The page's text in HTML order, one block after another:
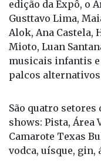
musicais infantis
palcos alternativos
São quatro
shows: Pista, Área
Camarote Texas
O valor do ingresso
dia. A entrada dá
diversões e à